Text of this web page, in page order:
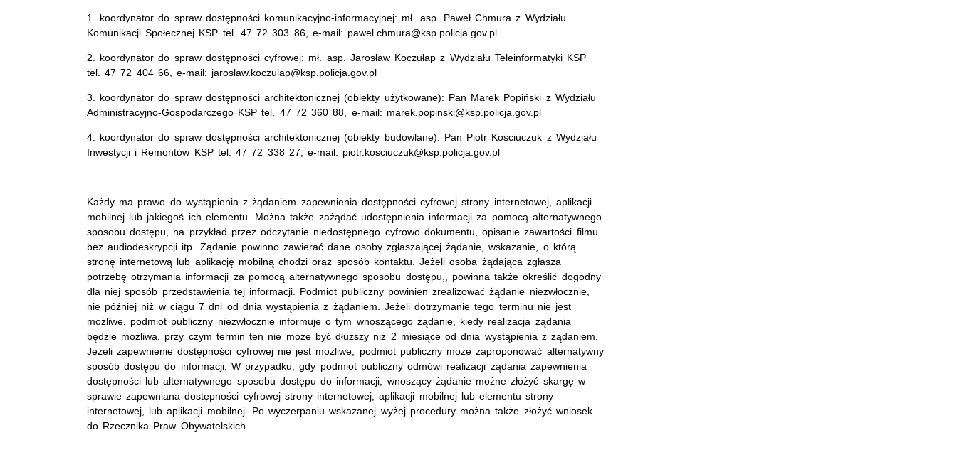
1. koordynator do spraw dostępności komunikacyjno-informacyjnej: mł. asp. Paweł Chmura z Wydziału
Komunikacji Społecznej KSP tel. 47 72 303 86, e-mail: pawel.chmura@ksp.policja.gov.pl
2. koordynator do spraw dostępności cyfrowej: mł. asp. Jarosław Koczułap z Wydziału Teleinformatyki KSP
tel. 47 72 404 66, e-mail: jaroslaw.koczulap@ksp.policja.gov.pl
3. koordynator do spraw dostępności architektonicznej (obiekty użytkowane): Pan Marek Popiński z Wydziału
Administracyjno-Gospodarczego KSP tel. 47 72 360 88, e-mail: marek.popinski@ksp.policja.gov.pl
4. koordynator do spraw dostępności architektonicznej (obiekty budowlane): Pan Piotr Kościuczuk z Wydziału
Inwestycji i Remontów KSP tel. 47 72 338 27, e-mail: piotr.kosciuczuk@ksp.policja.gov.pl
Każdy ma prawo do wystąpienia z żądaniem zapewnienia dostępności cyfrowej strony internetowej, aplikacji
mobilnej lub jakiegoś ich elementu. Można także zażądać udostępnienia informacji za pomocą alternatywnego
sposobu dostępu, na przykład przez odczytanie niedostępnego cyfrowo dokumentu, opisanie zawartości filmu
bez audiodeskrypcji itp. Żądanie powinno zawierać dane osoby zgłaszającej żądanie, wskazanie, o którą
stronę internetową lub aplikację mobilną chodzi oraz sposób kontaktu. Jeżeli osoba żądająca zgłasza
potrzebę otrzymania informacji za pomocą alternatywnego sposobu dostępu,, powinna także określić dogodny
dla niej sposób przedstawienia tej informacji. Podmiot publiczny powinien zrealizować żądanie niezwłocznie,
nie później niż w ciągu 7 dni od dnia wystąpienia z żądaniem. Jeżeli dotrzymanie tego terminu nie jest
możliwe, podmiot publiczny niezwłocznie informuje o tym wnoszącego żądanie, kiedy realizacja żądania
będzie możliwa, przy czym termin ten nie może być dłuższy niż 2 miesiące od dnia wystąpienia z żądaniem.
Jeżeli zapewnienie dostępności cyfrowej nie jest możliwe, podmiot publiczny może zaproponować alternatywny
sposób dostępu do informacji. W przypadku, gdy podmiot publiczny odmówi realizacji żądania zapewnienia
dostępności lub alternatywnego sposobu dostępu do informacji, wnoszący żądanie możne złożyć skargę w
sprawie zapewniana dostępności cyfrowej strony internetowej, aplikacji mobilnej lub elementu strony
internetowej, lub aplikacji mobilnej. Po wyczerpaniu wskazanej wyżej procedury można także złożyć wniosek
do Rzecznika Praw Obywatelskich.